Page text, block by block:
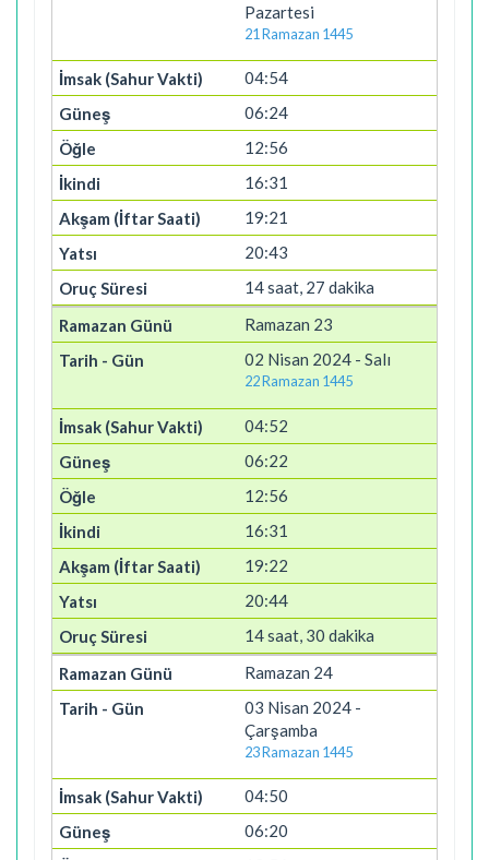
Pazartesi
21 Ramazan 1445
04:54
06:24
12:56
16:31
19:21
20:43
14 saat, 27 dakika
Ramazan 23
02 Nisan 2024 - Salı
22 Ramazan 1445
04:52
06:22
12:56
16:31
19:22
20:44
14 saat, 30 dakika
Ramazan 24
03 Nisan 2024 -
Çarşamba
23 Ramazan 1445
04:50
06:20